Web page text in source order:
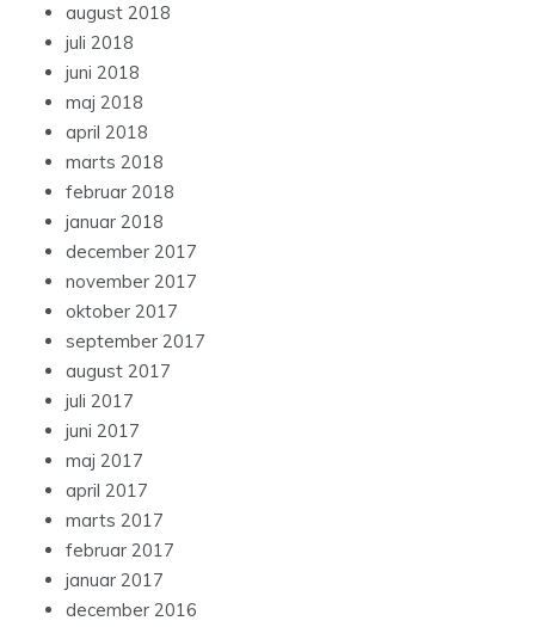
august 2018
juli 2018
juni 2018
maj 2018
april 2018
marts 2018
februar 2018
januar 2018
december 2017
november 2017
oktober 2017
september 2017
august 2017
juli 2017
juni 2017
maj 2017
april 2017
marts 2017
februar 2017
januar 2017
december 2016